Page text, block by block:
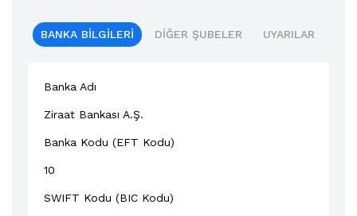
BANKA BILGILERI DIĞER ŞUBELER UYARILAR
Banka Adı
Ziraat Bankası A.Ş.
Banka Kodu (EFT Kodu)
10
SWIFT Kodu (BIC Kodu)